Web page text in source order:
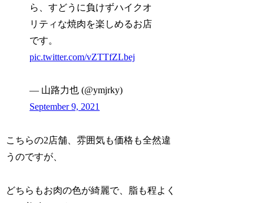
ら、すどうに負けずハイクオ
リティな焼肉を楽しめるお店
です。
pic.twitter.com/vZTTfZLbej
— 山路力也 (@ymjrky)
September 9, 2021
こちらの2店舗、雰囲気も価格も全然違
うのですが、
どちらもお肉の色が綺麗で、脂も程よく